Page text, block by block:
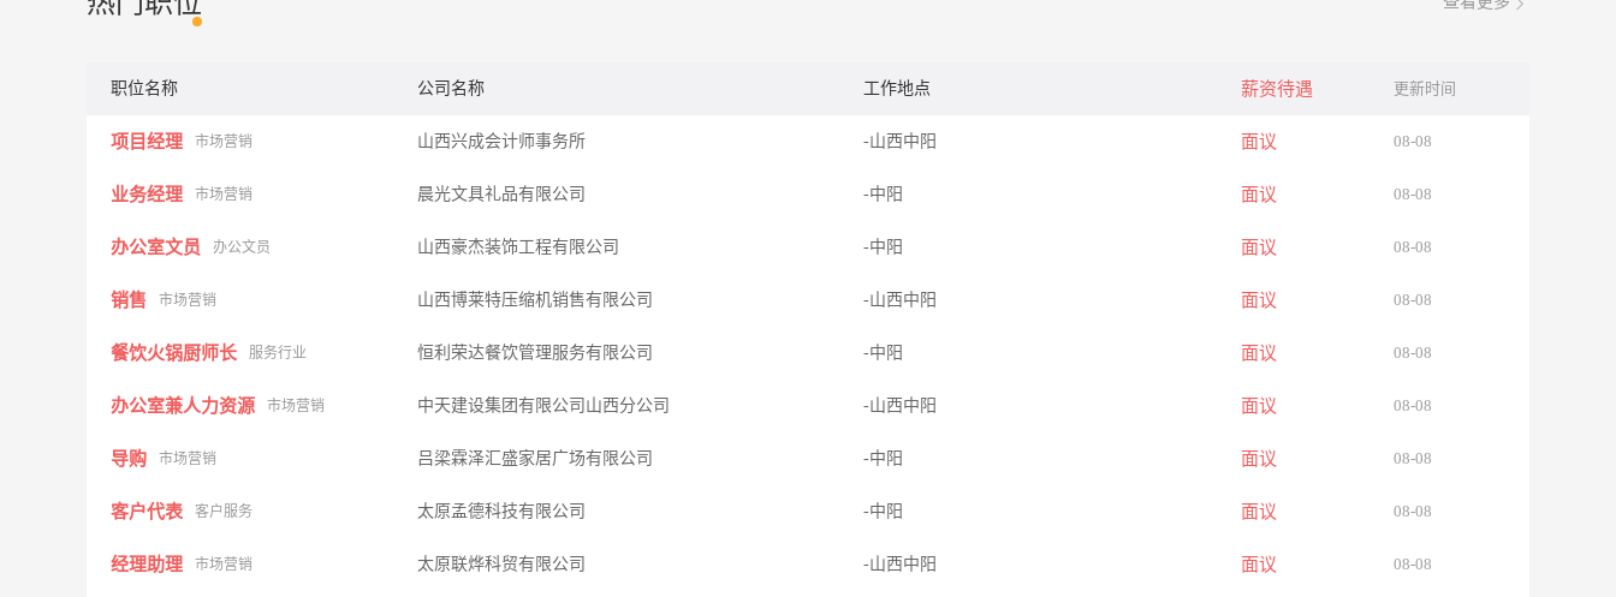
职位名称 公司名称 工作地点 薪资待遇 更新时间
项目经理 市场营销 山西兴成会计师事务所 -山西中阳 面议 08-08
业务经理 市场营销 晨光文具礼品有限公司 -中阳 面议 08-08
办公室文员 办公文员 山西豪杰装饰工程有限公司 -中阳 面议 08-08
销售 市场营销 山西博莱特压缩机销售有限公司 -山西中阳 面议 08-08
餐饮火锅厨师长 服务行业 恒利荣达餐饮管理服务有限公司 -中阳 面议 08-08
办公室兼人力资源 市场营销 中天建设集团有限公司山西分公司 -山西中阳 面议 08-08
导购 市场营销 吕梁霖泽汇盛家居广场有限公司 -中阳 面议 08-08
客户代表 客户服务 太原孟德科技有限公司 -中阳 面议 08-08
经理助理 市场营销 太原联烨科贸有限公司 -山西中阳 面议 08-08